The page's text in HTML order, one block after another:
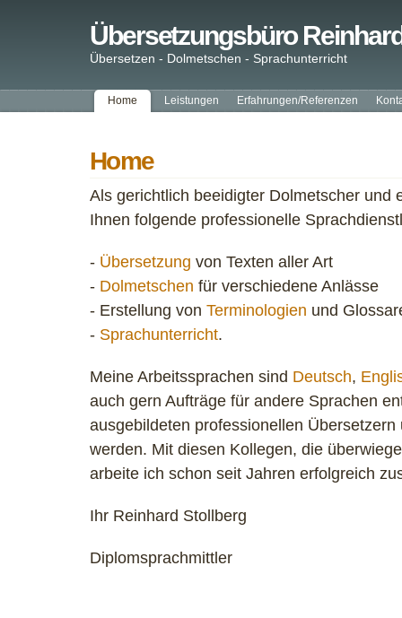
Übersetzungsbüro
Übersetzen - Dolmetschen - Sprachunterricht
Home Leistungen Erfahrungen/Referenzen
Home
Als gerichtlich beeidigter Dolmetscher und
Ihnen folgende professionelle
- Übersetzung von Texten aller Art
- Dolmetschen für verschiedene Anlässe
- Erstellung von Terminologien und
- Sprachunterricht.
Meine Arbeitssprachen sind Deutsch,
auch gern Aufträge für andere Sprachen
ausgebildeten professionellen
werden. Mit diesen Kollegen, die
arbeite ich schon seit Jahren erfolgreich
Ihr Reinhard Stollberg
Diplomsprachmittler